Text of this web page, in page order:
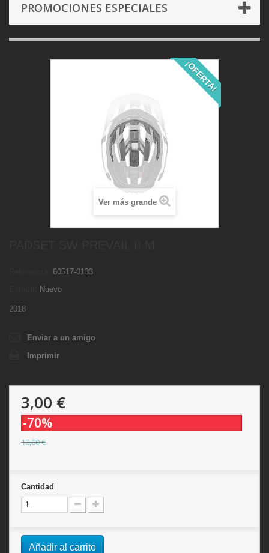
PROMOCIONES ESPECIALES
¡OFERTA!
Ver más grande
60517-0133
Nuevo
2018
Enviar a un amigo
Imprimir
3,00 €
-70%
10,00 €
Cantidad
Añadir al carrito